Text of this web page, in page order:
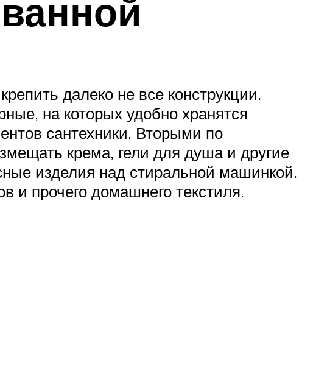
далеко не все конструкции.
на которых удобно хранятся
сантехники. Вторыми по
крема, гели для душа и другие
изделия над стиральной машинкой.
и прочего домашнего текстиля.